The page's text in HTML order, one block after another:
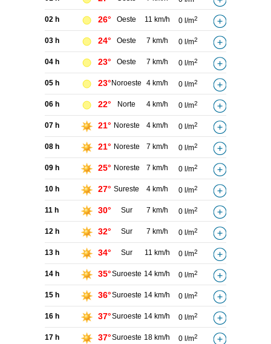
02 h 26° Oeste 11 km/h 0 l/m2
03 h 24° Oeste 7 km/h 0 l/m2
04 h 23° Oeste 7 km/h 0 l/m2
05 h 23° Noroeste 4 km/h 0 l/m2
06 h 22° Norte 4 km/h 0 l/m2
07 h 21° Noreste 4 km/h 0 l/m2
08 h 21° Noreste 7 km/h 0 l/m2
09 h 25° Noreste 7 km/h 0 l/m2
10 h 27° Sureste 4 km/h 0 l/m2
11 h 30° Sur 7 km/h 0 l/m2
12 h 32° Sur 7 km/h 0 l/m2
13 h 34° Sur 11 km/h 0 l/m2
14 h 35°Suroeste 14 km/h 0 l/m2
15 h 36°Suroeste 14 km/h 0 l/m2
16 h 37°Suroeste 14 km/h 0 l/m2
17 h 37°Suroeste 18 km/h 0 l/m2